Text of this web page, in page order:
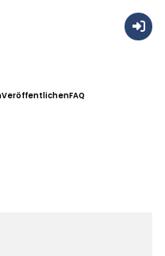
VeröffentlichenFAQ